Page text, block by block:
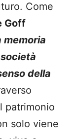
Come
Goff
memoria
della
patrimonio
solo viene